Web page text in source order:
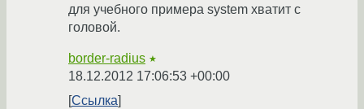
для учебного примера system хватит с
головой.
border-radius ★
18.12.2012 17:06:53 +00:00
Ссылка